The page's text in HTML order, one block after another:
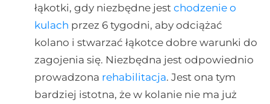
łąkotki, gdy niezbędne jest chodzenie o
kulach przez 6 tygodni, aby odciążać
kolano i stwarzać łąkotce dobre warunki do
zagojenia się. Niezbędna jest odpowiednio
prowadzona rehabilitacja. Jest ona tym
bardziej istotna, że w kolanie nie ma już